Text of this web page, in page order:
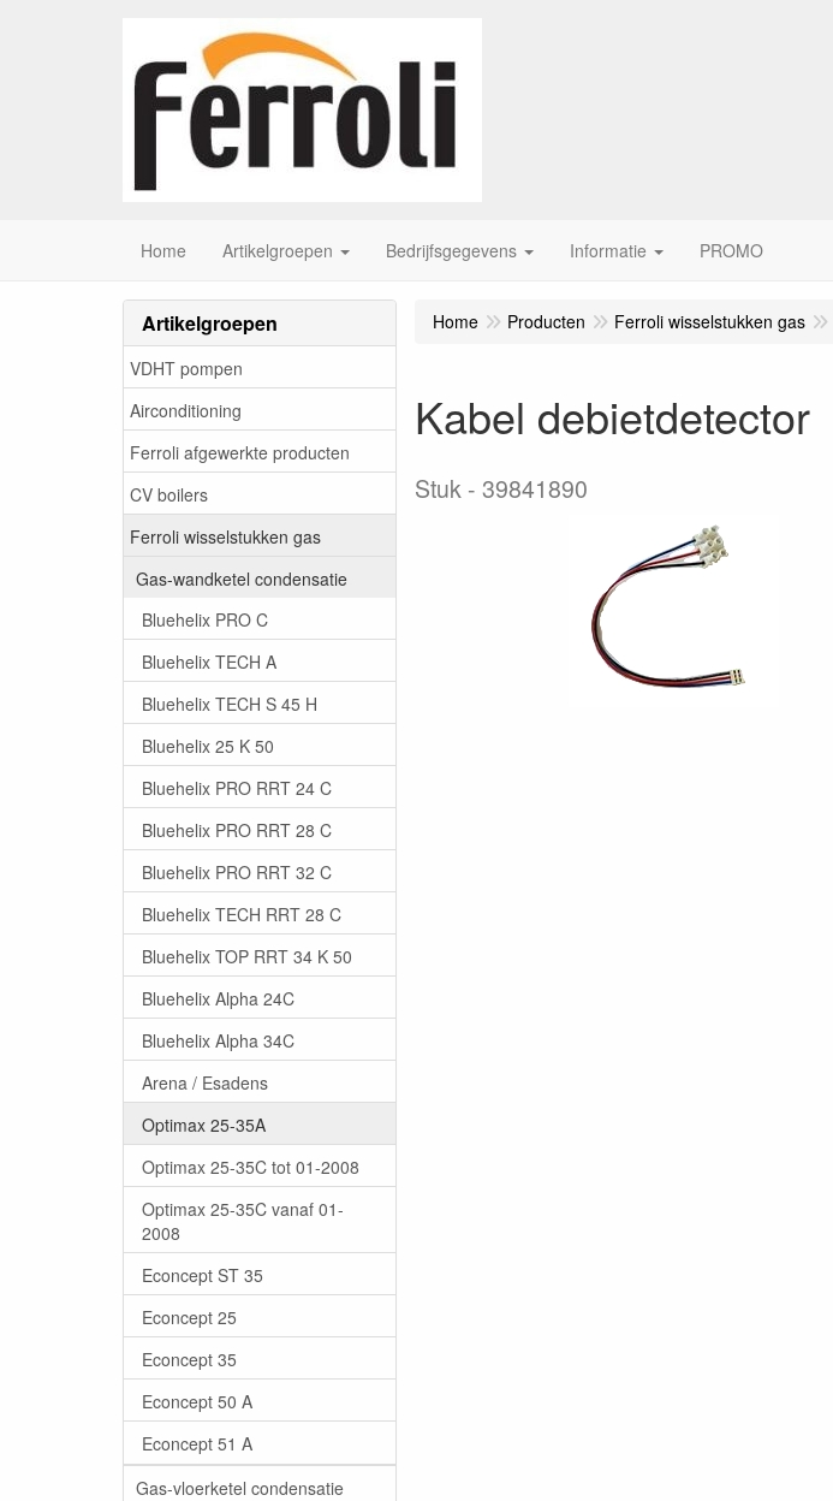
Home Artikelgroepen Bedrijfsgegevens Informatie PROMO
Artikelgroepen
VDHT pompen
Airconditioning
Ferroli afgewerkte producten
CV boilers
Ferroli wisselstukken gas
Gas-wandketel condensatie
Bluehelix PRO C
Bluehelix TECH A
Bluehelix TECH S 45 H
Bluehelix 25 K 50
Bluehelix PRO RRT 24 C
Bluehelix PRO RRT 28 C
Bluehelix PRO RRT 32 C
Bluehelix TECH RRT 28 C
Bluehelix TOP RRT 34 K 50
Bluehelix Alpha 24C
Bluehelix Alpha 34C
Arena / Esadens
Optimax 25-35A
Optimax 25-35C tot 01-2008
Optimax 25-35C vanaf 01-
2008
Econcept ST 35
Econcept 25
Econcept 35
Econcept 50 A
Econcept 51 A
Gas-vloerketel condensatie
Home Producten Ferroli wisselstukken gas
Kabel debietdetector
Stuk 39841890